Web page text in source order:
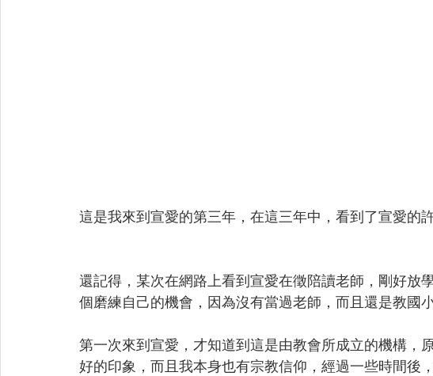
這是我來到宣愛的第三年，在這三年中，看到了宣愛的許
還記得，某次在網路上看到宣愛在徵陪讀老師，剛好放
個磨練自己的機會，因為沒有當過老師，而且還是教國小
第一次來到宣愛，才知道到這是由教會所成立的機構，
好的印象，而且我本身也有宗教信仰，經過一些時間後